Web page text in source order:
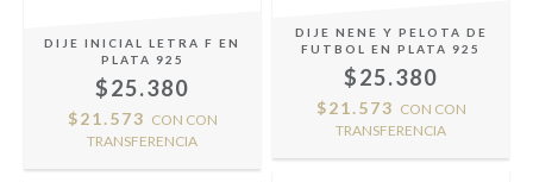
DIJE INICIAL LETRA F EN
PLATA 925
$25.380
$21.573 CON CON
TRANSFERENCIA
DIJE NENE Y PELOTA DE
FUTBOL EN PLATA 925
$25.380
$21.573 CON CON
TRANSFERENCIA